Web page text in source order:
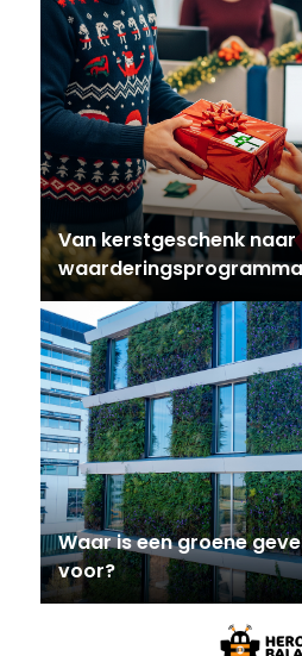
Van kerstgeschenk naar
waarderingsprogramma
Waar is een groene
voor?